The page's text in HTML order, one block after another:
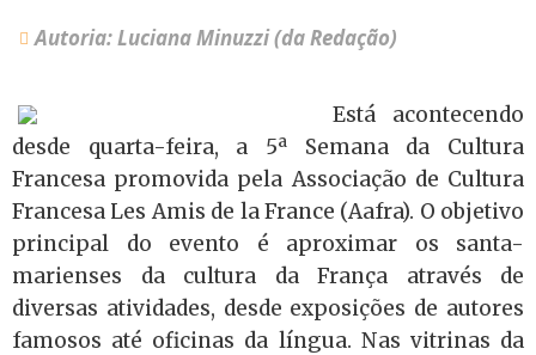
Autoria: Luciana Minuzzi (da Redação)
Está acontecendo
desde quarta-feira, a 5ª Semana da Cultura
Francesa promovida pela Associação de Cultura
Francesa Les Amis de la France (Aafra). O objetivo
principal do evento é aproximar os santa-
marienses da cultura da França através de
diversas atividades, desde exposições de autores
famosos até oficinas da língua. Nas vitrinas da